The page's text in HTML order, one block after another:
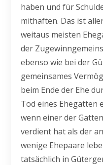
haben und für
mithaften. Das ist
weitaus meisten
der
ebenso wie bei der
gemeinsames
beim Ende der Ehe
Tod eines Ehegatten
wenn einer der
verdient hat als der
wenige Ehepaare
tatsächlich in